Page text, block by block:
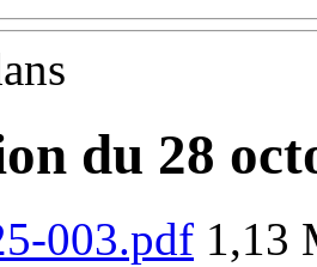
du 28
003.pdf 1,13